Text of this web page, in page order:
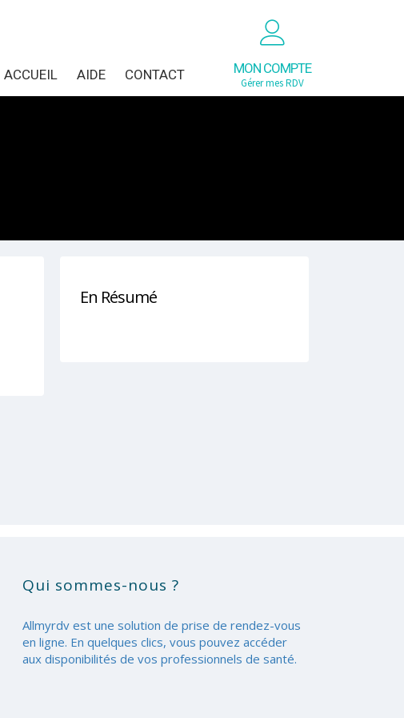
MON COMPTE
Gérer mes RDV
ACCUEIL AIDE CONTACT
En Résumé
Qui sommes-nous ?
Allmyrdv est une solution de prise de rendez-vous
en ligne. En quelques clics, vous pouvez accéder
aux disponibilités de vos professionnels de santé.